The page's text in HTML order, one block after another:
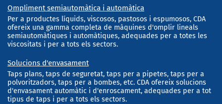
Ompliment semiautomàtica i automàtica
Per a productes líquids, viscosos, pastosos i espumosos, CDA
ofereix una gamma completa de màquines d'omplir lineals
semiautomàtiques i automàtiques, adequades per a totes les
viscositats i per a tots els sectors.
Solucions d'envasament
Taps plans, taps de seguretat, taps per a pipetes, taps per a
polvoritzadors, taps per a bombes, etc. CDA ofereix solucions
d'envasament automàtic i d'enroscament, adequades per a tot
tipus de taps i per a tots els sectors.